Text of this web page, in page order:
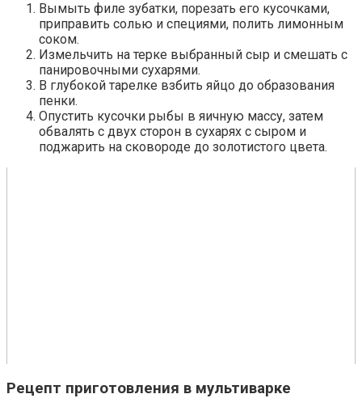
Вымыть филе зубатки, порезать его кусочками,
приправить солью и специями, полить лимонным
соком.
Измельчить на терке выбранный сыр и смешать с
панировочными сухарями.
В глубокой тарелке взбить яйцо до образования
пенки.
Опустить кусочки рыбы в яичную массу, затем
обвалять с двух сторон в сухарях с сыром и
поджарить на сковороде до золотистого цвета.
Рецепт приготовления в мультиварке